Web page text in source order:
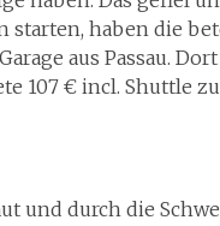
starten, haben die
aus Passau.
107 € incl. Shuttle
und durch die